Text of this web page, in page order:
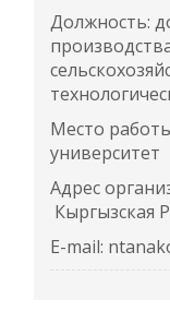
Должность:
Место
университет
Адрес
Кыргызская
E-mail: